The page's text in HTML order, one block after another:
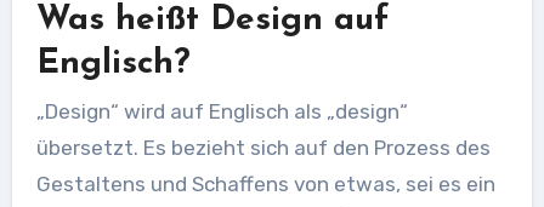
Was heißt Design auf
Englisch?
„Design“ wird auf Englisch als „design“
übersetzt. Es bezieht sich auf den Prozess des
Gestaltens und Schaffens von etwas, sei es ein